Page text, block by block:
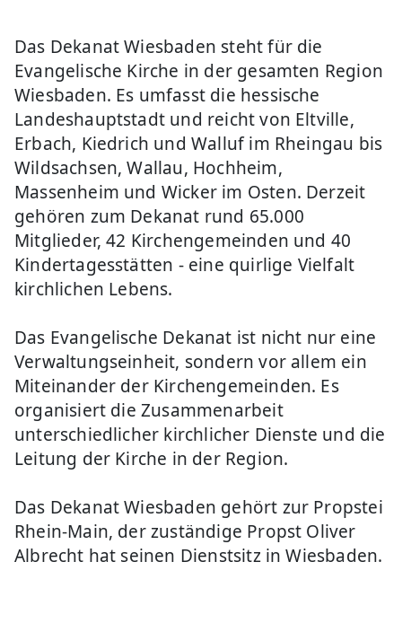
Das Dekanat Wiesbaden steht für die
Evangelische Kirche in der gesamten Region
Wiesbaden. Es umfasst die hessische
Landeshauptstadt und reicht von Eltville,
Erbach, Kiedrich und Walluf im Rheingau bis
Wildsachsen, Wallau, Hochheim,
Massenheim und Wicker im Osten. Derzeit
gehören zum Dekanat rund 65.000
Mitglieder, 42 Kirchengemeinden und 40
Kindertagesstätten - eine quirlige Vielfalt
kirchlichen Lebens.
Das Evangelische Dekanat ist nicht nur eine
Verwaltungseinheit, sondern vor allem ein
Miteinander der Kirchengemeinden. Es
organisiert die Zusammenarbeit
unterschiedlicher kirchlicher Dienste und die
Leitung der Kirche in der Region.
Das Dekanat Wiesbaden gehört zur Propstei
Rhein-Main, der zuständige Propst Oliver
Albrecht hat seinen Dienstsitz in Wiesbaden.